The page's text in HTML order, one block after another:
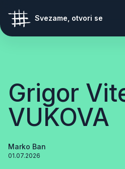
Svezame, otvori se
Grigor
VUKOVA
Marko Ban
01.07.2026